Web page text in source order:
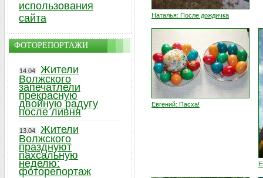
Наталья: После дождичка
Евгений: Пасха!
использования
сайта
ФОТОРЕПОРТАЖИ
14.04
Жители
Волжского
запечатлели
прекрасную
двойную радугу
после ливня
13.04
Жители
Волжского
празднуют
пахсальную
неделю:
фоторепортаж